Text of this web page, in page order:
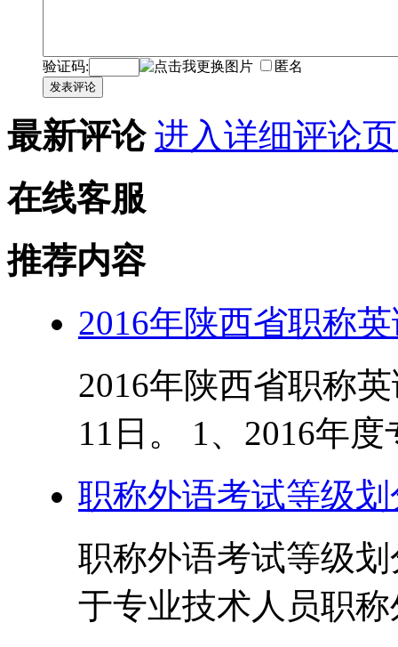
验证码: 匿名
发表评论
最新评论 进入详细评论
在线客服
推荐内容
2016年陕西省职称
2016年陕西省职称
11日。 1、2016年
职称外语考试等级
职称外语考试等级
于专业技术人员职